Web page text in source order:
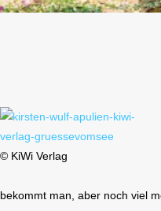
© KiWi Verlag
bekommt man, aber noch viel